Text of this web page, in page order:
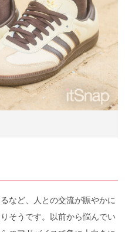
など、人との交流が賑やかに
そうです。以前から悩んでい